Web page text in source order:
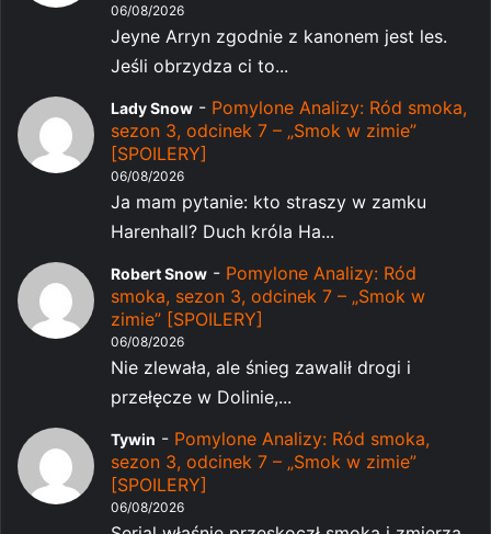
06/08/2026
Jeyne Arryn zgodnie z kanonem jest les.
Jeśli obrzydza ci to...
Lady Snow - Pomylone Analizy: Ród smoka,
sezon 3, odcinek 7 – „Smok w zimie”
[SPOILERY]
06/08/2026
Ja mam pytanie: kto straszy w zamku
Harenhall? Duch króla Ha...
Robert Snow - Pomylone Analizy: Ród
smoka, sezon 3, odcinek 7 – „Smok w
zimie” [SPOILERY]
06/08/2026
Nie zlewała, ale śnieg zawalił drogi i
przełęcze w Dolinie,...
Tywin - Pomylone Analizy: Ród smoka,
sezon 3, odcinek 7 – „Smok w zimie”
[SPOILERY]
06/08/2026